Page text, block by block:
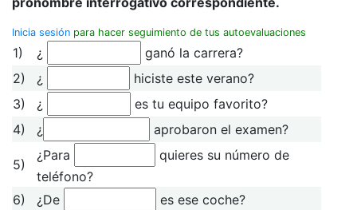
Inicia sesión para hacer seguimiento de tus autoevaluaciones
1) ¿
ganó la carrera?
2)
¿
hiciste este verano?
3)
¿
es tu equipo favorito?
4)
¿ aprobaron el examen?
5)
¿Para
quieres su número de
teléfono?
6)
¿De
es ese coche?